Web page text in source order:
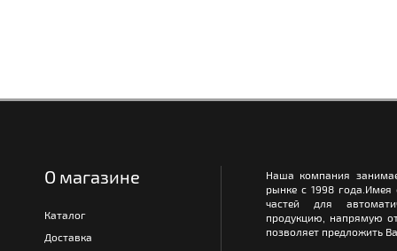
О магазине
Каталог
Доставка
Наша компания
рынке с 1998
частей для
продукцию, напрямую
позволяет предложить